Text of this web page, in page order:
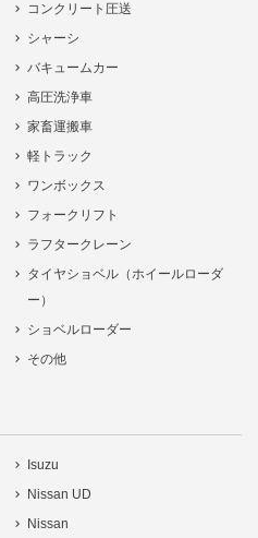
コンクリート圧送
シャーシ
バキュームカー
高圧洗浄車
家畜運搬車
軽トラック
ワンボックス
フォークリフト
ラフタークレーン
タイヤショベル（ホイールローダ
ー）
ショベルローダー
その他
Isuzu
Nissan UD
Nissan